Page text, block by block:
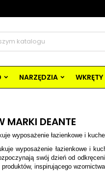
NARZĘDZIA WKRĘTY
MARKI DEANTE
wyposażenie łazienkowe i
wyposażenie łazienkowe i
swój dzień od
inspirującego